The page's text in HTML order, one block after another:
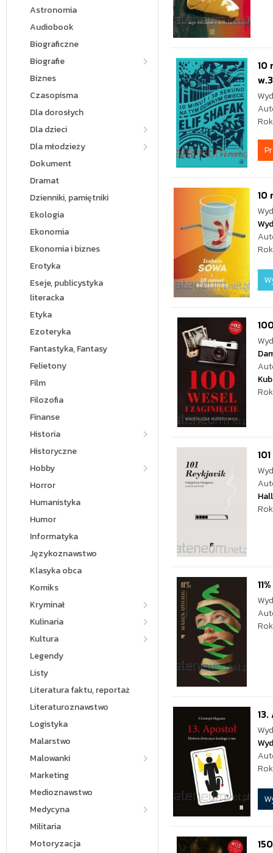
Astronomia
Audiobook
Biograficzne
Biografie
Biznes
Czasopisma
Dla dorosłych
Dla dzieci
Dla młodzieży
Dokument
Dramat
Dzienniki, pamiętniki
Ekologia
Ekonomia
Ekonomia i biznes
Erotyka
Eseje, publicystyka
literacka
Etyka
Ezoteryka
Fantastyka, Fantasy
Felietony
Film
Filozofia
Finanse
Historia
Historyczne
Hobby
Horror
Humanistyka
Humor
Informatyka
Językoznawstwo
Klasyka obca
Komiks
Kryminał
Kulinaria
Kultura
Legendy
Listy
Literatura faktu, reportaż
Literaturoznawstwo
Logistyka
Malarstwo
Malowanki
Marketing
Medioznawstwo
Medycyna
Militaria
Motoryzacja
10
w.3
10
11%